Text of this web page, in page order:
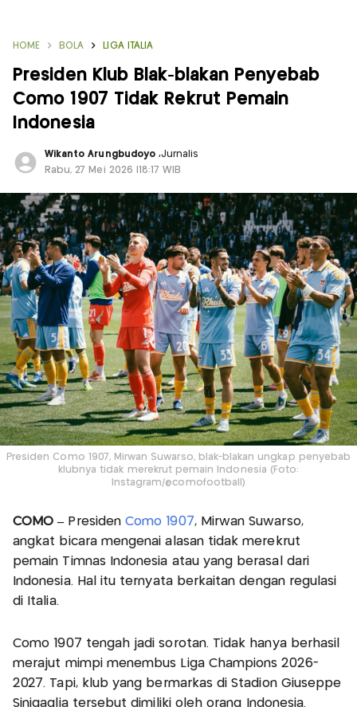
HOME BOLA LIGA ITALIA
Presiden Klub Blak-blakan Penyebab
Como 1907 Tidak Rekrut Pemain
Indonesia
Wikanto Arungbudoyo ,Jurnalis
Rabu, 27 Mei 2026 |18:17 WIB
Presiden Como 1907, Mirwan Suwarso, blak-blakan ungkap penyebab
klubnya tidak merekrut pemain Indonesia (Foto:
Instagram/@comofootball)
COMO –PresidenComo 1907, Mirwan Suwarso,
angkat bicara mengenai alasan tidak merekrut
pemain Timnas Indonesia atau yang berasal dari
Indonesia. Hal itu ternyata berkaitan dengan regulasi
di Italia.
Como 1907 tengah jadi sorotan. Tidak hanya berhasil
merajut mimpi menembus Liga Champions 2026-
2027. Tapi, klub yang bermarkas di Stadion Giuseppe
Sinigaglia tersebut dimiliki oleh orang Indonesia.